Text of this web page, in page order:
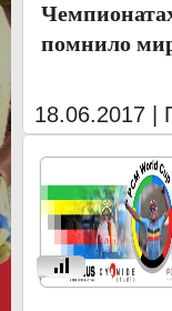
помнило
18.06.2017
u